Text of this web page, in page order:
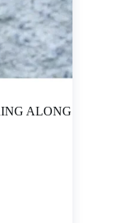
ALONG